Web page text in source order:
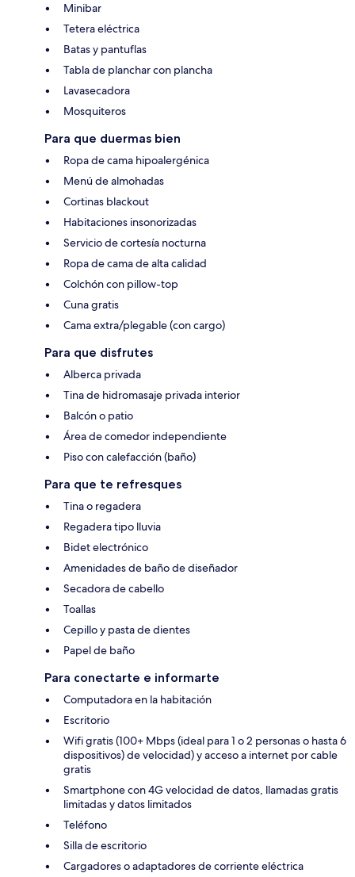
Minibar
Tetera eléctrica
Batas y pantuflas
Tabla de planchar con plancha
Lavasecadora
Mosquiteros
Para que duermas bien
Ropa de cama hipoalergénica
Menú de almohadas
Cortinas blackout
Habitaciones insonorizadas
Servicio de cortesía nocturna
Ropa de cama de alta calidad
Colchón con pillow-top
Cuna gratis
Cama extra/plegable (con cargo)
Para que disfrutes
Alberca privada
Tina de hidromasaje privada interior
Balcón o patio
Área de comedor independiente
Piso con calefacción (baño)
Para que te refresques
Tina o regadera
Regadera tipo lluvia
Bidet electrónico
Amenidades de baño de diseñador
Secadora de cabello
Toallas
Cepillo y pasta de dientes
Papel de baño
Para conectarte e informarte
Computadora en la habitación
Escritorio
Wifi gratis (100+ Mbps (ideal para 1 o 2 personas o hasta 6
dispositivos) de velocidad) y acceso a internet por cable
gratis
Smartphone con 4G velocidad de datos, llamadas gratis
limitadas y datos limitados
Teléfono
Silla de escritorio
Cargadores o adaptadores de corriente eléctrica